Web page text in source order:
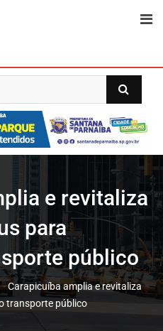
e revitaliza
para
público
-Carapicuíba amplia e revitaliza
transporte público